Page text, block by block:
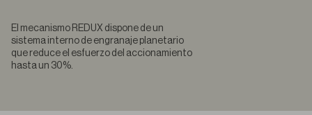
El mecanismo REDUX dispone de un
sistema interno de engranaje planetario
que reduce el esfuerzo del accionamiento
hasta un 30%.